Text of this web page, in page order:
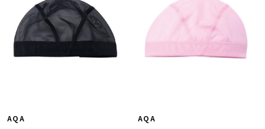
AQA AQA